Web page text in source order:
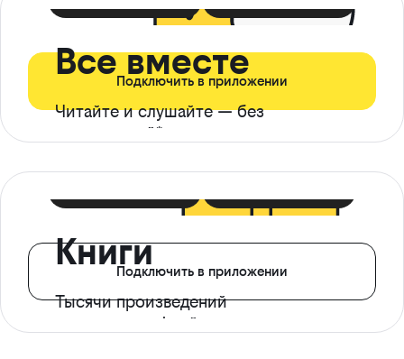
Все вместе
Читайте и слушайте — без
ограничений*
Подключить в приложении
Книги
Тысячи произведений
с доступом офлайн
Подключить в приложении